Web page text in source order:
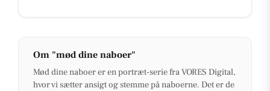
Om "mød dine naboer"
Mød dine naboer er en portræt-serie fra VORES Digital,
hvor vi sætter ansigt og stemme på naboerne. Det er de